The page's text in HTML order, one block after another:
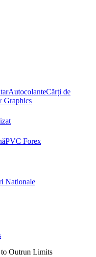
AutocolanteCărți de
Graphics
PVC Forex
Naționale
Outrun Limits